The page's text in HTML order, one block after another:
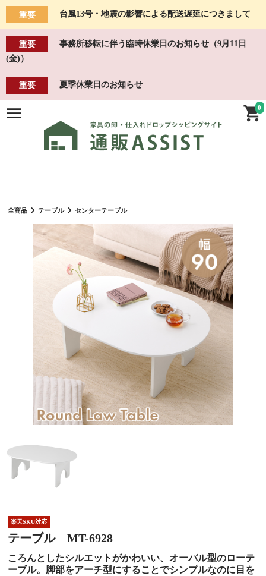
重要 台風13号・地震の影響による配送遅延につきまして
重要
事務所移転に伴う臨時休業日のお知らせ（9月11日
(金)）
重要 夏季休業日のお知らせ
0
全商品 テーブル センターテーブル
楽天SKU対応
テーブル MT-6928
ころんとしたシルエットがかわいい、オーバル型のローテ
ーブル。脚部をアーチ型にすることでシンプルなのに目を